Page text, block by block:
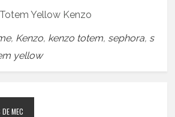
, Kenzo, kenzo totem, sephora, s
yellow
MEC